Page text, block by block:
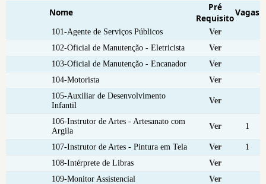
Nome
Pré
Requisito
Vagas
101-Agente de Serviços Públicos
Ver
102-Oficial de Manutenção - Eletricista
Ver
103-Oficial de Manutenção - Encanador
Ver
104-Motorista
Ver
105-Auxiliar de Desenvolvimento
Infantil
Ver
106-Instrutor de Artes - Artesanato com
Argila
Ver 1
107-Instrutor de Artes - Pintura em Tela Ver
1
108-Intérprete de Libras
Ver
109-Monitor Assistencial
Ver